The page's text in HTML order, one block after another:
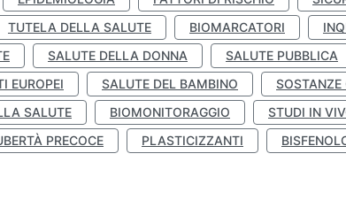
TUTELA DELLA SALUTE BIOMARCATORI
SALUTE DELLA DONNA SALUTE PUBBLICA
EUROPEI SALUTE DEL BAMBINO
SOSTANZE
SALUTE
BIOMONITORAGGIO STUDI IN
PRECOCE PLASTICIZZANTI